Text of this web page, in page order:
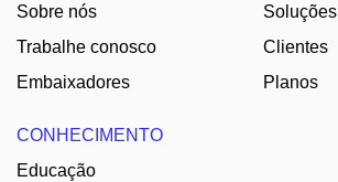
Sobre nós
Trabalhe conosco
Embaixadores
Soluções
Clientes
Planos
CONHECIMENTO
Educação